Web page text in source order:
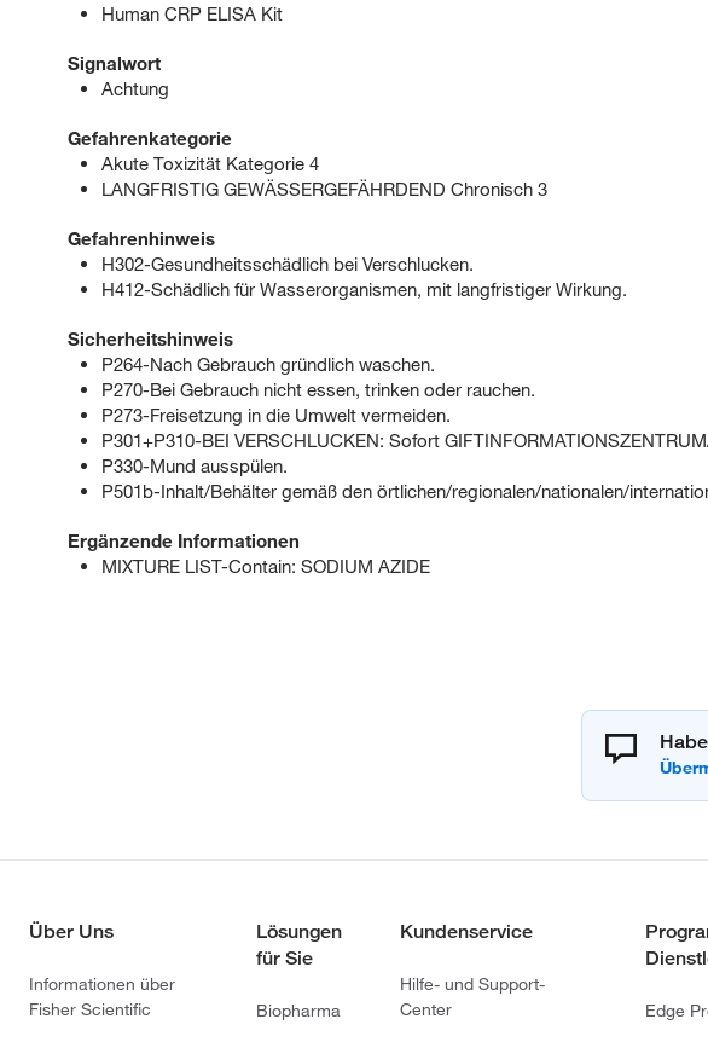
Human CRP ELISA Kit
Signalwort
Achtung
Gefahrenkategorie
Akute Toxizität Kategorie 4
LANGFRISTIG GEWÄSSERGEFÄHRDEND Chronisch 3
Gefahrenhinweis
H302-Gesundheitsschädlich bei Verschlucken.
H412-Schädlich für Wasserorganismen, mit langfristiger Wirkung.
Sicherheitshinweis
P264-Nach Gebrauch gründlich waschen.
P270-Bei Gebrauch nicht essen, trinken oder rauchen.
P273-Freisetzung in die Umwelt vermeiden.
P301+P310-BEI VERSCHLUCKEN: Sofort
P330-Mund ausspülen.
P501b-Inhalt/Behälter gemäß den örtlichen/regionalen/nationalen/
Ergänzende Informationen
MIXTURE LIST-Contain: SODIUM AZIDE
Über Uns
Informationen über
Fisher Scientific
Lösungen
für Sie
Biopharma
Kundenservice
Hilfe- und Support-
Center
Edge